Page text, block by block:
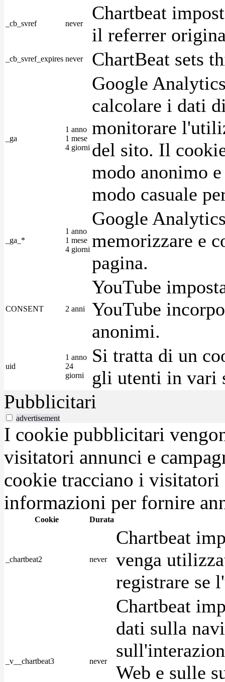
_cb_svref never
Chartbeat
il referrer
_cb_svref_expires never ChartBeat sets
_ga
1 anno
1 mese
4 giorni
Google
calcolare i dati
monitorare
del sito. Il
modo anonimo
modo casuale
_ga_*
1 anno
1 mese
4 giorni
Google
memorizzare e
pagina.
CONSENT 2 anni
YouTube
YouTube
anonimi.
uid
1 anno
24
giorni
Si tratta di un
gli utenti in vari
Pubblicitari
advertisement
I cookie pubblicitari
visitatori annunci e
cookie tracciano i visitatori
informazioni per fornire
Cookie Durata
_chartbeat2 never
Chartbeat
venga
registrare se
_v__chartbeat3 never
Chartbeat
dati sulla
Web e sulle